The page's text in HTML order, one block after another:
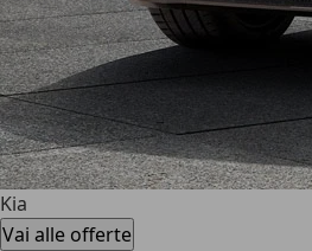
Kia
Vai alle offerte